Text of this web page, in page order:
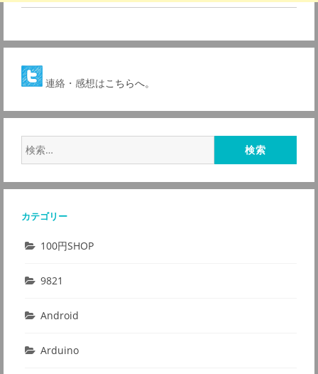
連絡・感想はこちらへ。
索:
カテゴリー
100円SHOP
9821
Android
Arduino